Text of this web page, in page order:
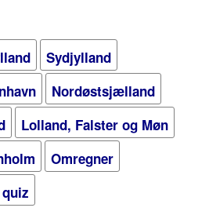
Sydjylland
Nordøstsjælland
Lolland, Falster og Møn
Omregner